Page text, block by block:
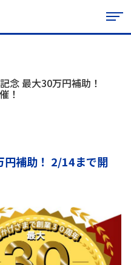
念 最大30万円補助！
！
円補助！ 2/14まで開